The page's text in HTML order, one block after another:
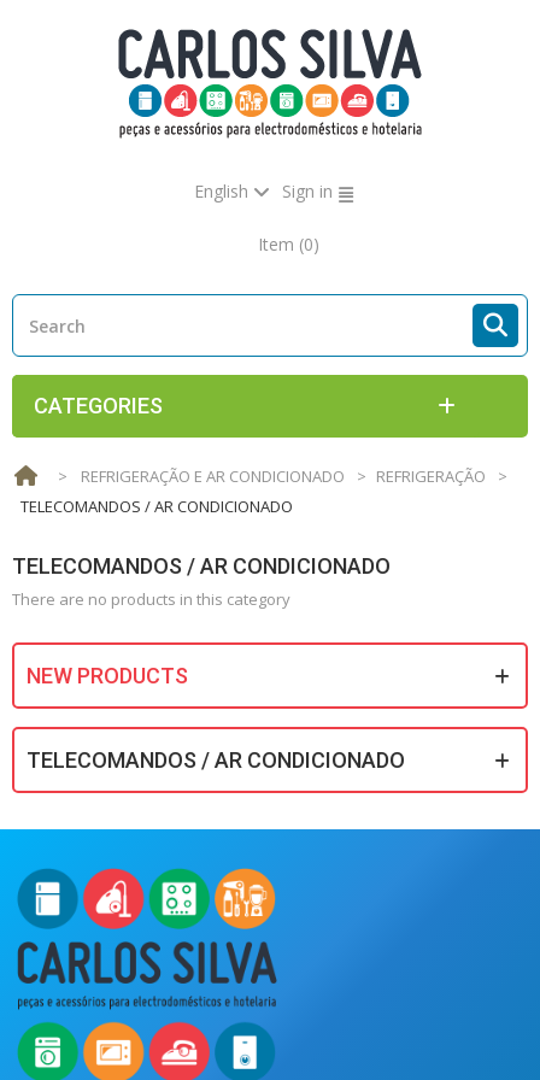
English Sign in
Item (0)
CATEGORIES
> REFRIGERAÇÃO E AR CONDICIONADO > REFRIGERAÇÃO
>
TELECOMANDOS / AR CONDICIONADO
TELECOMANDOS / AR CONDICIONADO
There are no products in this category
NEW PRODUCTS
TELECOMANDOS / AR CONDICIONADO